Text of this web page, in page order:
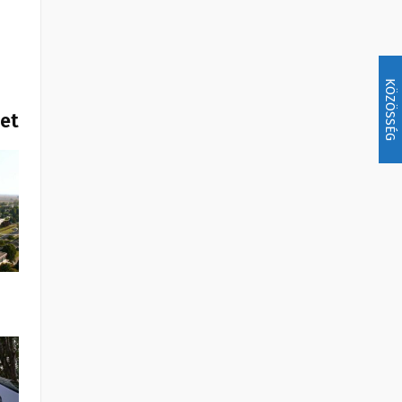
KÖZÖSSÉG